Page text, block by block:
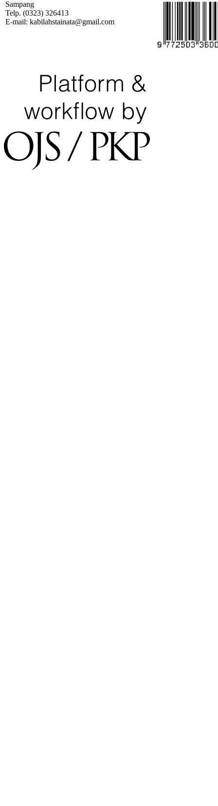
Sampang
Telp. (0323) 326413
E-mail: kabilahstainata@gmail.com